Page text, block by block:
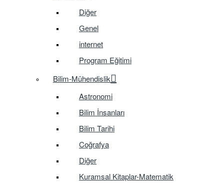
Diğer
Genel
internet
Program Eğitimi
Bilim-Mühendislik
Astronomi
Bilim İnsanları
Bilim Tarihi
Coğrafya
Diğer
Kuramsal Kitaplar-Matematik